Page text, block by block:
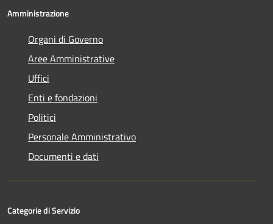
Amministrazione
Organi di Governo
Aree Amministrative
Uffici
Enti e fondazioni
Politici
Personale Amministrativo
Documenti e dati
Categorie di Servizio